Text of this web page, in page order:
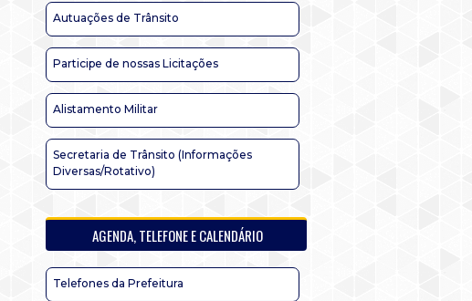
Autuações de Trânsito
Participe de nossas Licitações
Alistamento Militar
Secretaria de Trânsito (Informações
Diversas/Rotativo)
AGENDA, TELEFONE E CALENDÁRIO
Telefones da Prefeitura